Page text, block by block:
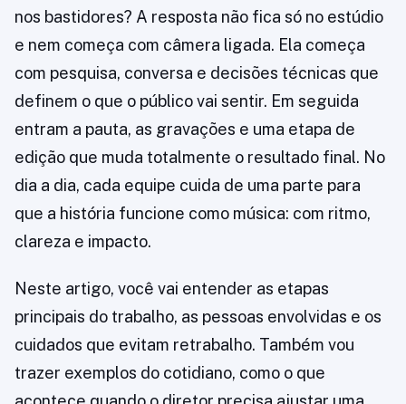
nos bastidores? A resposta não fica só no estúdio
e nem começa com câmera ligada. Ela começa
com pesquisa, conversa e decisões técnicas que
definem o que o público vai sentir. Em seguida
entram a pauta, as gravações e uma etapa de
edição que muda totalmente o resultado final. No
dia a dia, cada equipe cuida de uma parte para
que a história funcione como música: com ritmo,
clareza e impacto.
Neste artigo, você vai entender as etapas
principais do trabalho, as pessoas envolvidas e os
cuidados que evitam retrabalho. Também vou
trazer exemplos do cotidiano, como o que